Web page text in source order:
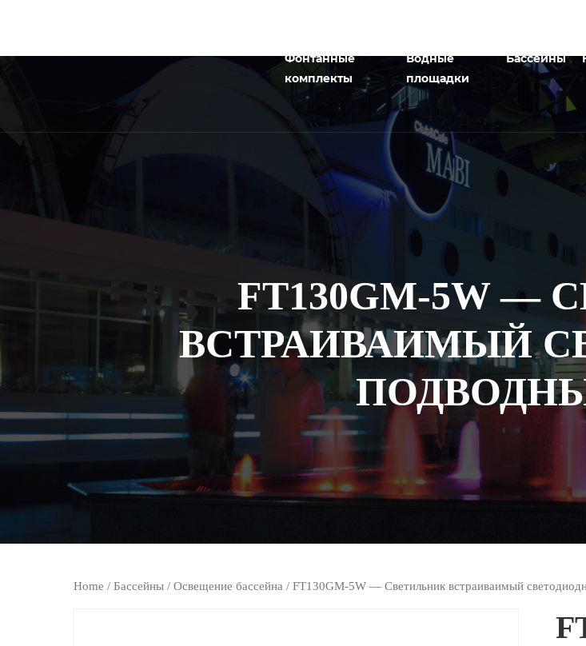
Фонтанные
комплекты
Водные
площадки
Бассейны
FT130GM-5W —
ВСТРАИВАИМЫЙ
Home / Бассейны/ Освещение бассейна / FT130GM-5W — Светильник встраиваимый